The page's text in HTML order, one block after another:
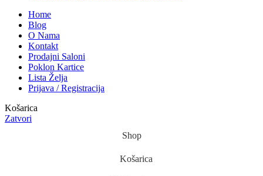
Home
Blog
O Nama
Kontakt
Prodajni Saloni
Poklon Kartice
Lista Želja
Prijava / Registracija
Košarica
Zatvori
Shop
Košarica